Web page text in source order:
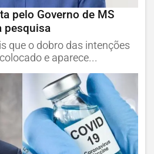
pelo Governo de MS
pesquisa
que o dobro das intenções
e aparece...